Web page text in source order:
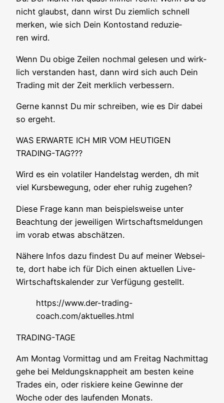
nicht glaubst, dann wirst Du ziem­lich schnell
mer­ken, wie sich Dein Kon­to­stand redu­zie­
ren wird.
Wenn Du obi­ge Zei­len noch­mal gele­sen und wirk­
lich ver­stan­den hast, dann wird sich auch Dein
Tra­ding mit der Zeit merk­lich verbessern.
Ger­ne kannst Du mir schrei­ben, wie es Dir dabei
so ergeht.
WAS ERWARTE ICH MIR VOM HEUTIGEN
TRADING-TAG???
Wird es ein vola­ti­ler Han­dels­tag wer­den, dh mit
viel Kurs­be­we­gung, oder eher ruhig zugehen?
Die­se Fra­ge kann man bei­spiels­wei­se unter
Beach­tung der jewei­li­gen Wirt­schafts­mel­dun­gen
im vor­ab etwas abschätzen.
Nähe­re Infos dazu fin­dest Du auf mei­ner Web­sei­
te, dort habe ich für Dich einen aktu­el­len Live-
Wirt­schafts­ka­len­der zur Ver­fü­gung gestellt.
https://www.der-trading-
coach.com/aktuelles.html
TRADING-TAGE
Am Mon­tag Vor­mit­tag und am Frei­tag Nach­mit­tag
gehe bei Mel­dungs­knapp­heit am bes­ten kei­ne
Trades ein, oder ris­kie­re kei­ne Gewin­ne der
Woche oder des lau­fen­den Monats.